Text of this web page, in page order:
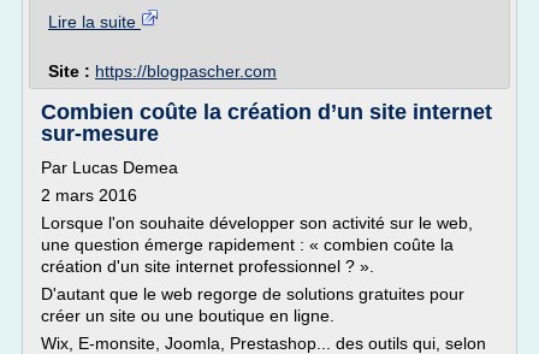
Lire la suite
Site : https://blogpascher.com
Combien coûte la création d’un site internet
sur-mesure
Par Lucas Demea
2 mars 2016
Lorsque l'on souhaite développer son activité sur le web,
une question émerge rapidement : « combien coûte la
création d'un site internet professionnel ? ».
D'autant que le web regorge de solutions gratuites pour
créer un site ou une boutique en ligne.
Wix, E-monsite, Joomla, Prestashop... des outils qui, selon